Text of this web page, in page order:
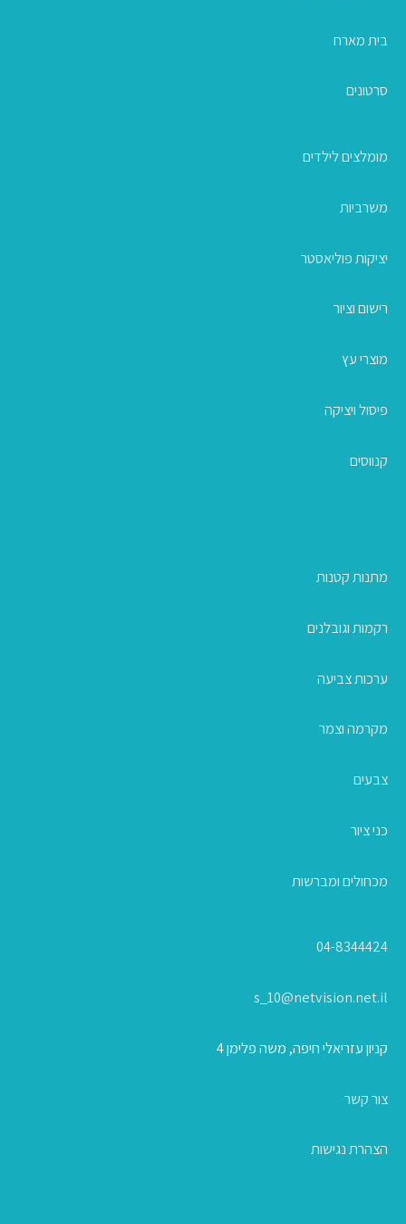
בית מארח
סרטונים
מומלצים לילדים
משרביות
יציקות פוליאסטר
רישום וציור
מוצרי עץ
פיסול ויציקה
קנווסים
מתנות קטנות
רקמות וגובלנים
ערכות צביעה
מקרמה וצמר
צבעים
כני ציור
מכחולים ומברשות
04-8344424
s_10@netvision.net.il
קניון עזריאלי חיפה, משה פלימן 4
צור קשר
הצהרת נגישות